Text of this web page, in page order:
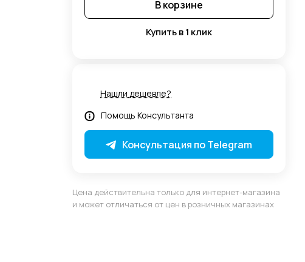
В корзине
Купить в 1 клик
Нашли дешевле?
Помощь Консультанта
Консультация по Telegram
Цена действительна только для интернет-магазина
и может отличаться от цен в розничных магазинах